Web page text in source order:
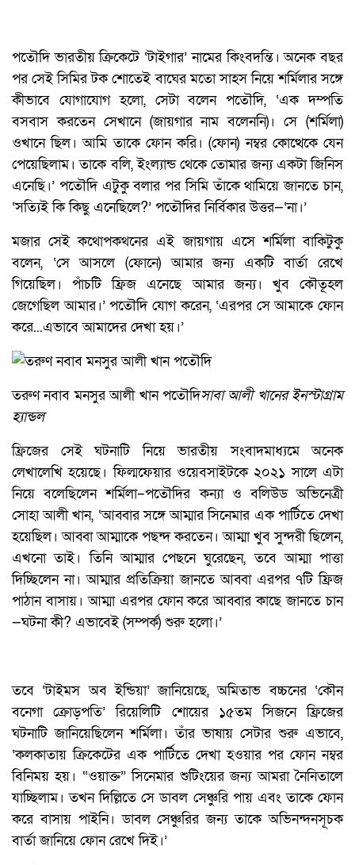
পতৌদি ভারতীয় ক্রিকেটে ‘টাইগার’ নামের কিংবদন্তি। অনেক বছর
পর সেই সিমির টক শোতেই বাঘের মতো সাহস নিয়ে শর্মিলার সঙ্গে
কীভাবে যোগাযোগ হলো, সেটা বলেন পতৌদি, ‘এক দম্পতি
বসবাস করতেন সেখানে (জায়গার নাম বলেননি)। সে (শর্মিলা)
ওখানে ছিল। আমি তাকে ফোন করি। (ফোন) নম্বর কোত্থেকে যেন
পেয়েছিলাম। তাকে বলি, ইংল্যান্ড থেকে তোমার জন্য একটা জিনিস
এনেছি।’ পতৌদি এটুকু বলার পর সিমি তাঁকে থামিয়ে জানতে চান,
‘সত্যিই কি কিছু এনেছিলে?’ পতৌদির নির্বিকার উত্তর—‘না।’
মজার সেই কথোপকথনের এই জায়গায় এসে শর্মিলা বাকিটুকু
বলেন, ‘সে আসলে (ফোনে) আমার জন্য একটি বার্তা রেখে
গিয়েছিল। পাঁচটি ফ্রিজ এনেছে আমার জন্য। খুব কৌতূহল
জেগেছিল আমার।’ পতৌদি যোগ করেন, ‘এরপর সে আমাকে ফোন
করে...এভাবে আমাদের দেখা হয়।’
তরুণ নবাব মনসুর আলী খান পতৌদিসাবা আলী খানের ইনস্টাগ্রাম
হ্যান্ডল
ফ্রিজের সেই ঘটনাটি নিয়ে ভারতীয় সংবাদমাধ্যমে অনেক
লেখালেখি হয়েছে। ফিল্মফেয়ার ওয়েবসাইটকে ২০২১ সালে এটা
নিয়ে বলেছিলেন শর্মিলা–পতৌদির কন্যা ও বলিউড অভিনেত্রী
সোহা আলী খান, ‘আব্বার সঙ্গে আম্মার সিনেমার এক পার্টিতে দেখা
হয়েছিল। আব্বা আম্মাকে পছন্দ করতেন। আম্মা খুব সুন্দরী ছিলেন,
এখনো তাই। তিনি আম্মার পেছনে ঘুরেছেন, তবে আম্মা পাত্তা
দিচ্ছিলেন না। আম্মার প্রতিক্রিয়া জানতে আব্বা এরপর ৭টি ফ্রিজ
পাঠান বাসায়। আম্মা এরপর ফোন করে আব্বার কাছে জানতে চান
—ঘটনা কী? এভাবেই (সম্পর্ক) শুরু হলো।’
তবে ‘টাইমস অব ইন্ডিয়া’ জানিয়েছে, অমিতাভ বচ্চনের ‘কৌন
বনেগা ক্রোড়পতি’ রিয়েলিটি শোয়ের ১৫তম সিজনে ফ্রিজের
ঘটনাটি জানিয়েছিলেন শর্মিলা। তাঁর ভাষায় সেটার শুরু এভাবে,
‘কলকাতায় ক্রিকেটের এক পার্টিতে দেখা হওয়ার পর ফোন নম্বর
বিনিময় হয়। “ওয়াক্ত” সিনেমার শুটিংয়ের জন্য আমরা নৈনিতালে
যাচ্ছিলাম। তখন দিল্লিতে সে ডাবল সেঞ্চুরি পায় এবং তাকে ফোন
করে বাসায় পাইনি। ডাবল সেঞ্চুরির জন্য তাকে অভিনন্দনসূচক
বার্তা জানিয়ে ফোন রেখে দিই।’